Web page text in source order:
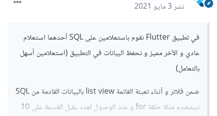
نشر3 مايو 2021
في تطبيق Flutter نقوم باستعلامين على SQL أحدهما استعلام
عادي و الآخر مميز و نحفظ البيانات في التطبيق (استعلامين أسهل
بالتعامل)
ضمن فلاتر و أثناء تعبئة القائمة list view بالبيانات القادمة من SQL
نستخدم مثلا حلقة for و عند الوصول لعدد يقبل القسمة على 10